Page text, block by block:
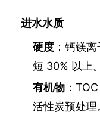
进水水质
硬度 ：钙镁
短 30% 以上。
有机物 ：
活性炭预处理